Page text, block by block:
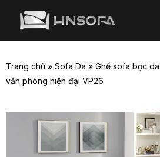
Trang chủ» Sofa Da » Ghế sofa bọc
văn phòng hiện đại VP26